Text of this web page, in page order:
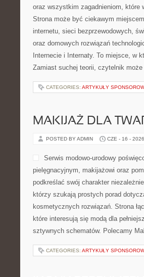
oraz wszystkim zagadnieniom,
Strona może być ciekawym
internetu, sieci bezprzewodowych,
oraz domowych rozwiązań
Internecie i Internaty. To miejsce, w
Zamiast suchej teorii, czytelnik
CATEGORIES: ARTYKUŁY
MAKIJAŻ DLA
POSTED BY ADMIN CZE - 16 - 2026
Serwis modowo-urodowy
pielęgnacyjnym, makijażowi oraz
podkreślać swój charakter
którzy szukają prostych porad
kosmetycznych rozwiązań. Strona
które interesują się modą dla
sztywnych schematów. Polecamy
CATEGORIES: ARTYKUŁY